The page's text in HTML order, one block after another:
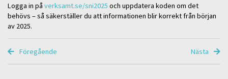
Logga in på verksamt.se/sni2025 och uppdatera koden om det
behövs – så säkerställer du att informationen blir korrekt från början
av 2025.
Föregående Nästa